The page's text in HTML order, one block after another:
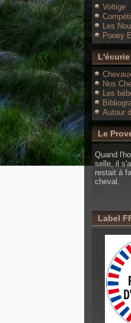
Voltige
Les
Poney
L'écurie
Nos
Les
Autour
Le
Quand
selle, il
restait à
cheval.
Label